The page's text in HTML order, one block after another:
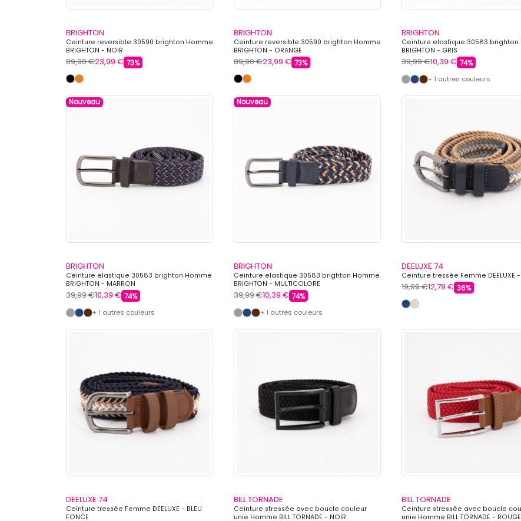
BRIGHTON
Ceinture reversible 30590 brighton Homme
BRIGHTON - NOIR
89,90 €23,99 € 73%
BRIGHTON
Ceinture reversible 30590 brighton Homme
BRIGHTON - ORANGE
89,90 €23,99 € 73%
BRIGHTON
Ceinture elastique 30583 brighton
BRIGHTON - GRIS
39,99 €10,39 € 74%
+ 1 autres couleurs
Nouveau
BRIGHTON
Ceinture elastique 30583 brighton Homme
BRIGHTON - MARRON
39,99 €10,39 € 74%
+ 1 autres couleurs
Nouveau
BRIGHTON
Ceinture elastique 30583 brighton Homme
BRIGHTON - MULTICOLORE
39,99 €10,39 € 74%
+ 1 autres couleurs
DEELUXE 74
Ceinture tressée Femme DEELUXE -
19,99 €12,79 € 36%
DEELUXE 74
Ceinture tressée Femme DEELUXE - BLEU
FONCE
BILL TORNADE
Ceinture stressée avec boucle couleur
unie Homme BILL TORNADE - NOIR
BILL TORNADE
Ceinture stressée avec boucle
unie Homme BILL TORNADE - ROUGE